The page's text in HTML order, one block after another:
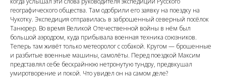
географического общества. Там одобрили его заявку на поездку на
Чукотку. Экспедиция отправилась в заброшенный северный посёлок
Танюрер. Во время Великой Отечественной войны в нём был
большой аэродром, куда прибывала военная техника союзников.
Теперь там живёт только метеоролог с собакой. Кругом — брошенные
и разбитые военные машины, самолёты. Перед поездкой Максим
представлял себе бескрайнюю нетронутую тундру, предвкушал
умиротворение и покой. Что увидел он на самом деле?